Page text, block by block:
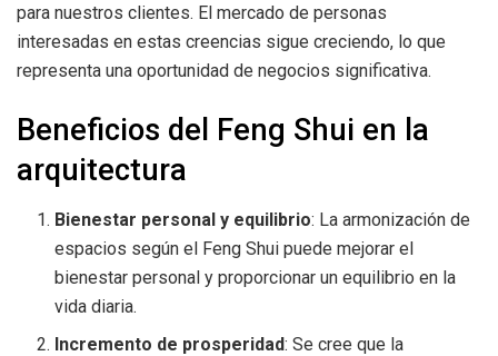
para nuestros clientes. El mercado de personas
interesadas en estas creencias sigue creciendo, lo que
representa una oportunidad de negocios significativa.
Beneficios del Feng Shui en la
arquitectura
Bienestar personal y equilibrio: La armonización de
espacios según el Feng Shui puede mejorar el
bienestar personal y proporcionar un equilibrio en la
vida diaria.
Incremento de prosperidad: Se cree que la